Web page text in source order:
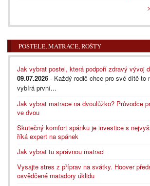
POSTELE, MATRACE, ROŠTY
Jak vybrat postel, která podpoří zdravý vývoj
09.07.2026 - Každý rodič chce pro své dítě to
vybírá první...
Jak vybrat matrace na dvoulůžko? Průvodce
ve dvou
Skutečný komfort spánku je investice s
říká expert na spánek
Jak vybrat tu správnou matraci
Vysajte stres z příprav na svátky. Hoover
osvědčené matadory úklidu